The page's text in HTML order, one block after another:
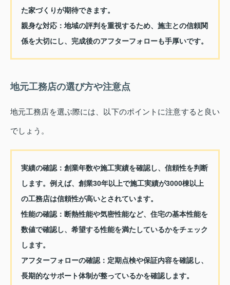
た家づくりが期待できます。
親身な対応：地域の評判を重視するため、施主との信頼関
係を大切にし、完成後のアフターフォローも手厚いです。
地元工務店の選び方や注意点
地元工務店を選ぶ際には、以下のポイントに注意すると良い
でしょう。
実績の確認：創業年数や施工実績を確認し、信頼性を判断
します。例えば、創業30年以上で施工実績が3000棟以上
の工務店は信頼性が高いとされています。
性能の確認：断熱性能や気密性能など、住宅の基本性能を
数値で確認し、希望する性能を満たしているかをチェック
します。
アフターフォローの確認：定期点検や保証内容を確認し、
長期的なサポート体制が整っているかを確認します。